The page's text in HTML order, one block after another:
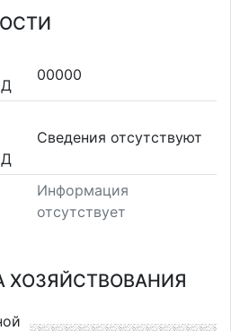
00000
Cведения отсутствуют
Информация
отсутствует
ХОЗЯЙСТВОВАНИЯ